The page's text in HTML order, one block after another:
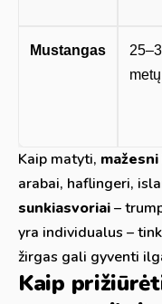
Mustangas
metų
Kaip matyti,
arabai, haflingeri,
sunkiasvoriai–
yra individualus –
žirgas gali gyventi
Kaip